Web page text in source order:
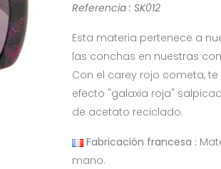
Referencia : SK012
Esta materia pertenece a
las conchas en nuestras
Con el carey rojo cometa,
efecto "galaxia roja"
de acetato reciclado.
Fabricación francesa :
mano.